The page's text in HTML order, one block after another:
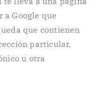
a Google que
que contienen
particular,
u otra